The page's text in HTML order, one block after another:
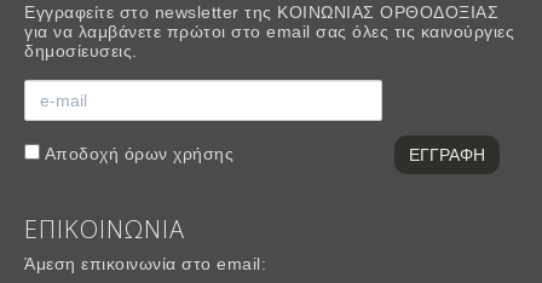
Εγγραφείτε στο newsletter της ΚΟΙΝΩΝΙΑΣ ΟΡΘΟΔΟΞΙΑΣ
για να λαμβάνετε πρώτοι στο email σας όλες τις καινούργιες
δημοσίευσεις.
Αποδοχή όρων χρήσης
ΕΠΙΚΟΙΝΩΝΙΑ
Άμεση επικοινωνία στο email: